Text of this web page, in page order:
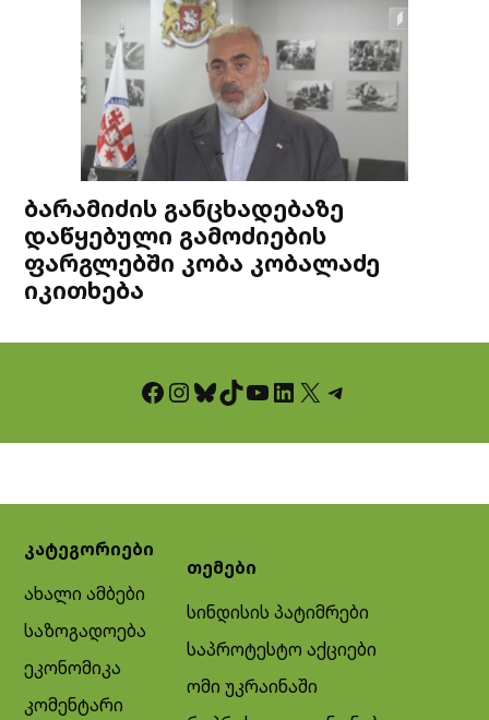
ბარამიძის განცხადებაზე
დაწყებული გამოძიების
ფარგლებში კობა კობალაძე
იკითხება
Facebook InstagramBluesky TikTok YouTube LinkedIn X Telegram
კატეგორიები
ახალი ამბები
საზოგადოება
ეკონომიკა
კომენტარი
თემები
სინდისის პატიმრები
საპროტესტო აქციები
ომი უკრაინაში